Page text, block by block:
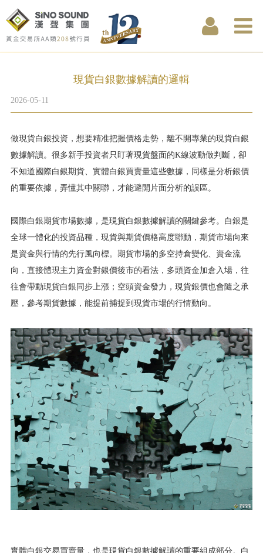
現貨白銀數據解讀的邏輯
2026-05-11
做現貨白銀投資，想要精准把握價格走勢，離不開專業的現貨白銀
數據解讀。很多新手投資者只盯著現貨盤面的K線波動做判斷，卻
不知道國際白銀期貨、實體白銀買賣量這些數據，同樣是分析銀價
的重要依據，弄懂其中關聯，才能避開片面分析的誤區。
國際白銀期貨市場數據，是現貨白銀數據解讀的關鍵參考。白銀是
全球一體化的投資品種，現貨與期貨價格高度聯動，期貨市場向來
是資金與行情的先行風向標。期貨市場的多空持倉變化、資金流
向，直接體現主力資金對銀價後市的看法，多頭資金加倉入場，往
往會帶動現貨白銀同步上漲；空頭資金發力，現貨銀價也會隨之承
壓，參考期貨數據，能提前捕捉到現貨市場的行情動向。
實體白銀交易買賣量，也是現貨白銀數據解讀的重要組成部分。白